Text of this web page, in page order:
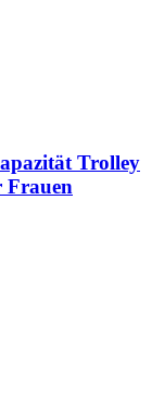
Trolley
Frauen